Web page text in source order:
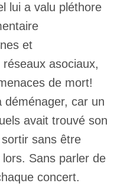
lui a valu pléthore
et
asociaux,
de mort!
déménager, car un
avait trouvé son
sans être
Sans parler de
concert.